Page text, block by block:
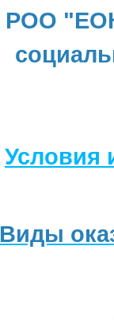
РОО
Условия
Виды